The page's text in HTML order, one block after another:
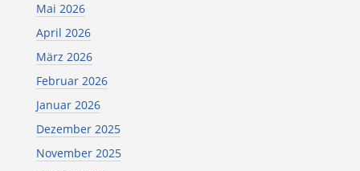
Mai 2026
April 2026
März 2026
Februar 2026
Januar 2026
Dezember 2025
November 2025